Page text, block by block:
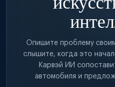
Опишите проблему
слышите, когда это
Карвэй ИИ
автомобиля и